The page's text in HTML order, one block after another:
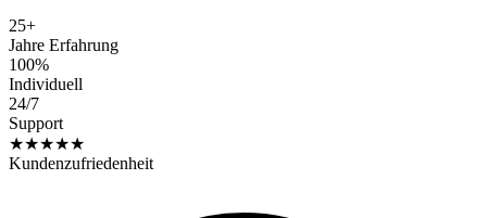
25+
Jahre Erfahrung
100%
Individuell
24/7
Support
★★★★★
Kundenzufriedenheit